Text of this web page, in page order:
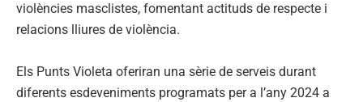
violències masclistes, fomentant actituds de respecte i
relacions lliures de violència.
Els Punts Violeta oferiran una sèrie de serveis durant
diferents esdeveniments programats per a l’any 2024 a